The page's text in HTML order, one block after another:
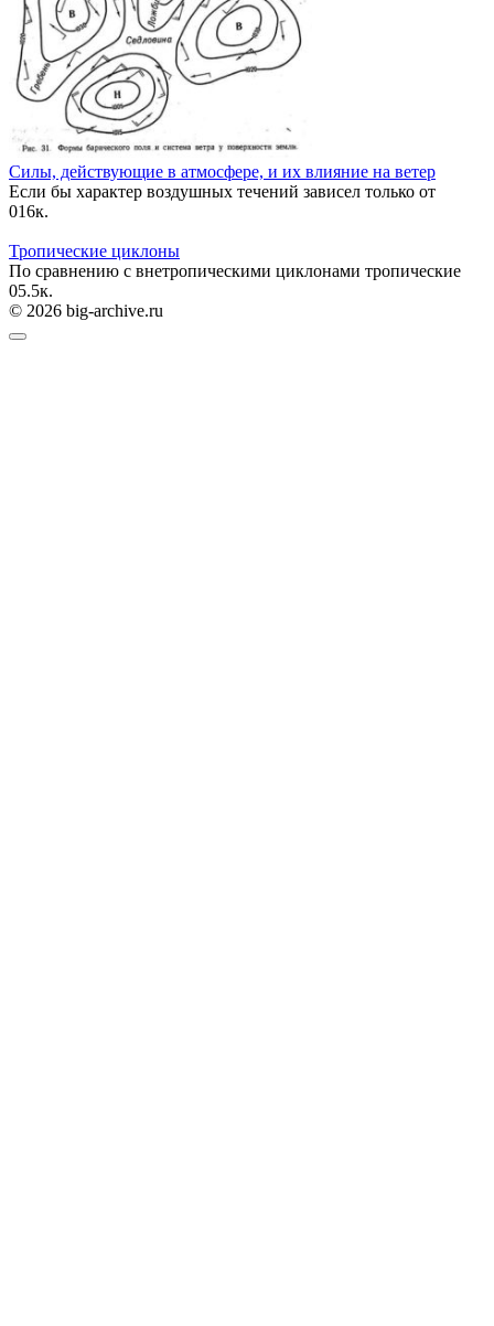
Силы, действующие в атмосфере, и их влияние на ветер
Если бы характер воздушных течений зависел только от
016к.
Тропические циклоны
По сравнению с внетропическими циклонами тропические
05.5к.
© 2026 big-archive.ru